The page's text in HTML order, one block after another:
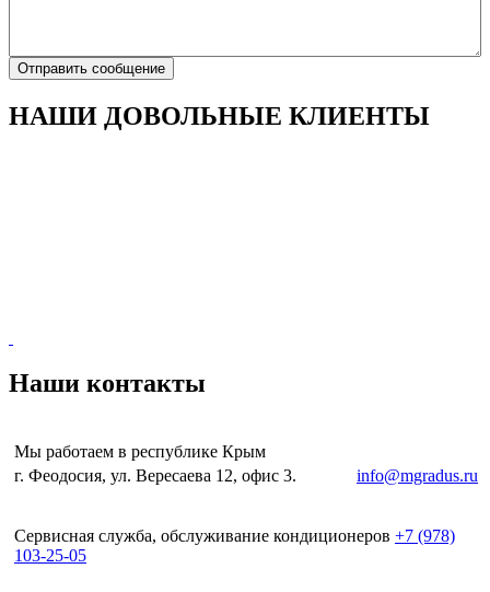
Отправить сообщение
НАШИ ДОВОЛЬНЫЕ КЛИЕНТЫ
Наши контакты
Мы работаем в республике Крым
г. Феодосия, ул. Вересаева 12, офис 3.
info@mgradus.ru
Сервисная служба, обслуживание кондиционеров +7 (978)
103-25-05